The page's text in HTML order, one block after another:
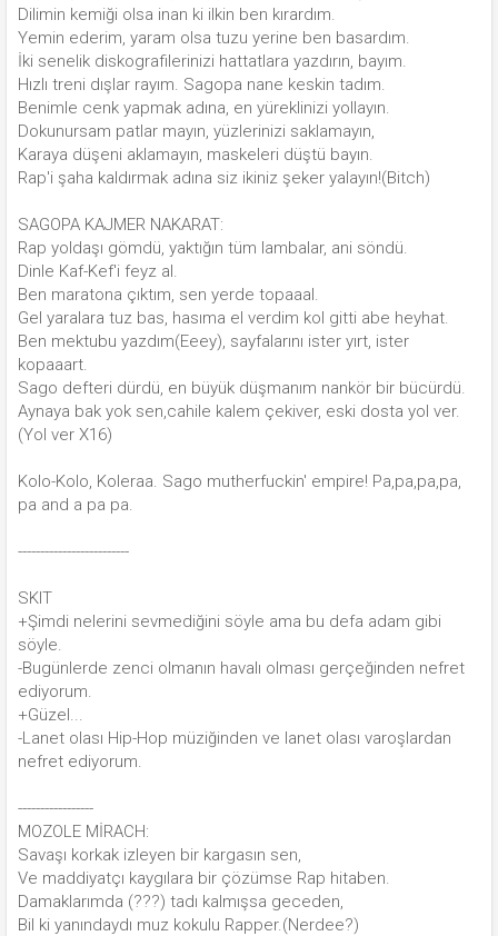
Dilimin kemiği olsa inan ki ilkin ben kırardım.
Yemin ederim, yaram olsa tuzu yerine ben basardım.
İki senelik diskografilerinizi hattatlara yazdırın, bayım.
Hızlı treni dışlar rayım. Sagopa nane keskin tadım.
Benimle cenk yapmak adına, en yüreklinizi yollayın.
Dokunursam patlar mayın, yüzlerinizi saklamayın,
Karaya düşeni aklamayın, maskeleri düştü bayın.
Rap'i şaha kaldırmak adına siz ikiniz şeker yalayın!(Bitch)
SAGOPA KAJMER NAKARAT:
Rap yoldaşı gömdü, yaktığın tüm lambalar, ani söndü.
Dinle Kaf-Kef'i feyz al.
Ben maratona çıktım, sen yerde topaaal.
Gel yaralara tuz bas, hasıma el verdim kol gitti abe heyhat.
Ben mektubu yazdım(Eeey), sayfalarını ister yırt, ister
kopaaart.
Sago defteri dürdü, en büyük düşmanım nankör bir bücürdü.
Aynaya bak yok sen,cahile kalem çekiver, eski dosta yol ver.
(Yol ver X16)
Kolo-Kolo, Koleraa. Sago mutherfuckin' empire! Pa,pa,pa,pa,
pa and a pa pa.
-------------------------
SKIT
+Şimdi nelerini sevmediğini söyle ama bu defa adam gibi
söyle.
-Bugünlerde zenci olmanın havalı olması gerçeğinden nefret
ediyorum.
+Güzel...
-Lanet olası Hip-Hop müziğinden ve lanet olası varoşlardan
nefret ediyorum.
-----------------
MOZOLE MİRACH:
Savaşı korkak izleyen bir kargasın sen,
Ve maddiyatçı kaygılara bir çözümse Rap hitaben.
Damaklarımda (???) tadı kalmışsa geceden,
Bil ki yanındaydı muz kokulu Rapper.(Nerdee?)